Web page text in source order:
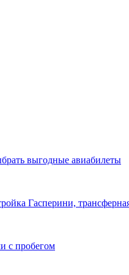
выгодные авиабилеты
Гасперини,
с пробегом